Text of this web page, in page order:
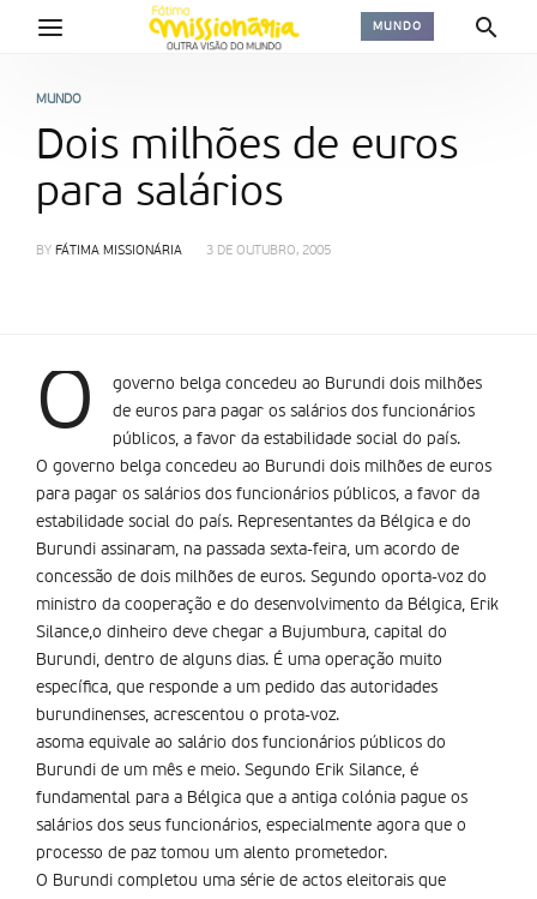
MUNDO
MUNDO
Dois milhões de euros
para salários
BY FÁTIMA MISSIONÁRIA 3 DE OUTUBRO, 2005
O
governo belga concedeu ao Burundi dois milhões
de euros para pagar os salários dos funcionários
públicos, a favor da estabilidade social do país.
O governo belga concedeu ao Burundi dois milhões de euros
para pagar os salários dos funcionários públicos, a favor da
estabilidade social do país. Representantes da Bélgica e do
Burundi assinaram, na passada sexta-feira, um acordo de
concessão de dois milhões de euros. Segundo oporta-voz do
ministro da cooperação e do desenvolvimento da Bélgica, Erik
Silance,o dinheiro deve chegar a Bujumbura, capital do
Burundi, dentro de alguns dias. É uma operação muito
específica, que responde a um pedido das autoridades
burundinenses, acrescentou o prota-voz.
asoma equivale ao salário dos funcionários públicos do
Burundi de um mês e meio. Segundo Erik Silance, é
fundamental para a Bélgica que a antiga colónia pague os
salários dos seus funcionários, especialmente agora que o
processo de paz tomou um alento prometedor.
O Burundi completou uma série de actos eleitorais que